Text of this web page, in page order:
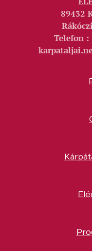
89432
Telefon :